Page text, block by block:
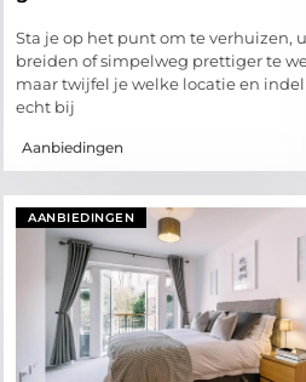
Sta je op het punt om te verhuizen,
breiden of simpelweg prettiger te
maar twijfel je welke locatie en
echt bij
Aanbiedingen
AANBIEDINGEN